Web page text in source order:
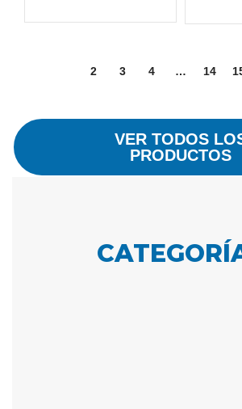
2 3 4 … 14
VER TODOS
PRODUCTOS